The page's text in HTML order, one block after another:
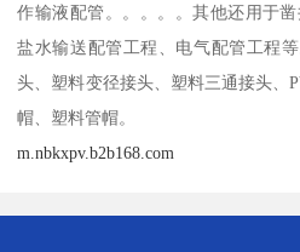
作输液配管。。。。。其他还用于
盐水输送配管工程、电气配管工程
头、塑料变径接头、塑料三通接头、
帽、塑料管帽。
m.nbkxpv.b2b168.com